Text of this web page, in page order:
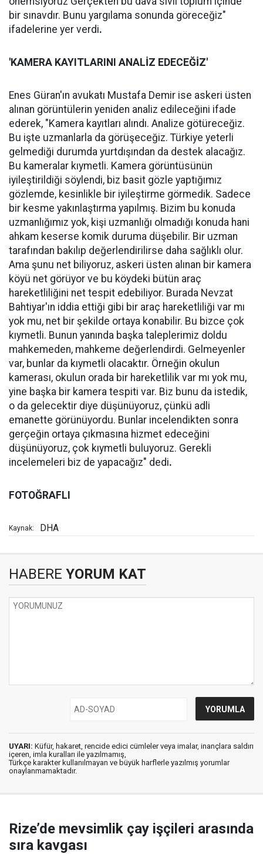
bir sınavdır. Bunu yargılama sonunda göreceğiz"
ifadelerine yer verdi.
'KAMERA KAYITLARINI ANALİZ EDECEĞİZ'
Enes Güran'ın avukatı Mustafa Demir ise askeri üsten
alınan görüntülerin yeniden analiz edileceğini ifade
ederek, "Kamera kayıtları alındı. Analize götüreceğiz.
Bu işte uzmanlarla da görüşeceğiz. Türkiye yeterli
gelmediği durumda yurtdışından da destek alacağız.
Bu kameralar kıymetli. Kamera görüntüsünün
iyileştirildiği söylendi, biz basit gözle yaptığımız
gözlemde, kesinlikle bir iyileştirme görmedik. Sadece
bir kesme yakınlaştırma yapılmış. Bizim bu konuda
uzmanlığımız yok, kişi uzmanlığı olmadığı konuda hani
ahkam keserse komik duruma düşebilir. Bir uzman
tarafından bakılıp değerlendirilirse daha sağlıklı olur.
Ama şunu net biliyoruz, askeri üsten alınan bir kamera
köyü net görüyor ve bu köydeki bütün araç
hareketliliğini net tespit edebiliyor. Burada Nevzat
Bahtiyar'ın iddia ettiği gibi bir araç hareketliliği var mı
yok mu, net bir şekilde ortaya konabilir. Bu bizce çok
kıymetli. Bunun yanında başka taleplerimiz doldu
mahkemeden, mahkeme değerlendirdi. Gelmeyenler
var, bunlar da kıymetli olacaktır. Örneğin okulun
kamerası, okulun orada bir hareketlilik var mı yok mu,
yine başka bir kamera tespiti var. Biz bunu da istedik,
o da gelecektir diye düşünüyoruz, çünkü adli
emanette görünüyordu. Bunlar incelendikten sonra
gerçeğin ortaya çıkmasına hizmet edeceğini
düşünüyoruz, çok kıymetli buluyoruz. Gerekli
incelemeleri biz de yapacağız" dedi.
FOTOĞRAFLI
Kaynak: DHA
HABERE YORUM KAT
UYARI: Küfür, hakaret, rencide edici cümleler veya imalar, inançlara saldırı
içeren, imla kuralları ile yazılmamış,
Türkçe karakter kullanılmayan ve büyük harflerle yazılmış yorumlar
onaylanmamaktadır.
Rize’de mevsimlik çay işçileri arasında
sıra kavgası